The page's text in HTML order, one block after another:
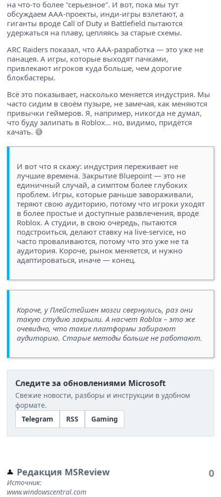
на что-то более "серьезное". И вот, пока мы тут
обсуждаем AAA-проекты, инди-игры взлетают, а
гиганты вроде Call of Duty и Battlefield пытаются
удержаться на плаву, цепляясь за старые схемы.
ARC Raiders показал, что AAA-разработка — это уже не
панацея. А игры, которые выходят пачками,
привлекают игроков куда больше, чем дорогие
блокбастеры.
Всё это показывает, насколько меняется индустрия. Мы
часто сидим в своём пузыре, не замечая, как меняются
привычки геймеров. Я, например, никогда не думал,
что буду залипать в Roblox... но, видимо, придётся
качать. 😅
И вот что я скажу: индустрия переживает не
лучшие времена. Закрытие Bluepoint — это не
единичный случай, а симптом более глубоких
проблем. Игры, которые раньше завораживали,
теряют свою аудиторию, потому что игроки уходят
в более простые и доступные развлечения, вроде
Roblox. А студии, в свою очередь, пытаются
подстроиться, делают ставку на live-service, но
часто проваливаются, потому что это уже не та
аудитория. Короче, рынок меняется, и нужно
адаптироваться, иначе — конец.
Короче, у Плейстейшен мозги свернулись, раз они
такую студию закрыли. А насчет Roblox – это же
очевидно, что такие платформы забирают
аудиторию. Старые методы больше не работают.
Следите за обновлениями Microsoft
Свежие новости, разборы и инструкции в удобном
формате.
Telegram
RSS Gaming
Редакция MSReview
Источник:
www.windowscentral.com
0